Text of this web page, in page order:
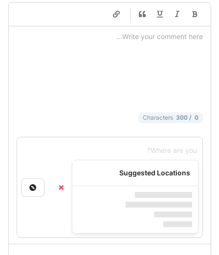
-
-
-
0
/ 300
Characters
Suggested Locations